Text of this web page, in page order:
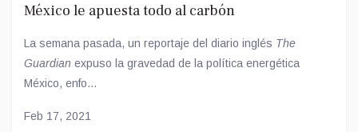
México le apuesta todo al carbón
La semana pasada, un reportaje del diario inglés The
Guardian expuso la gravedad de la política energética
México, enfo...
Feb 17, 2021